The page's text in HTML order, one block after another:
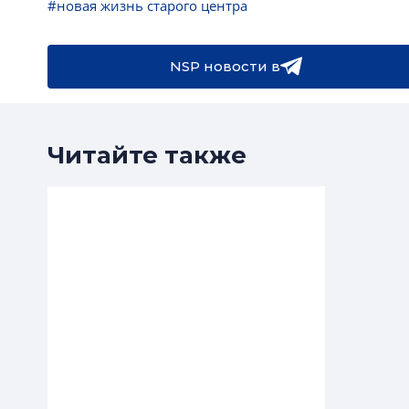
#новая жизнь старого центра
NSP новости в
Читайте также